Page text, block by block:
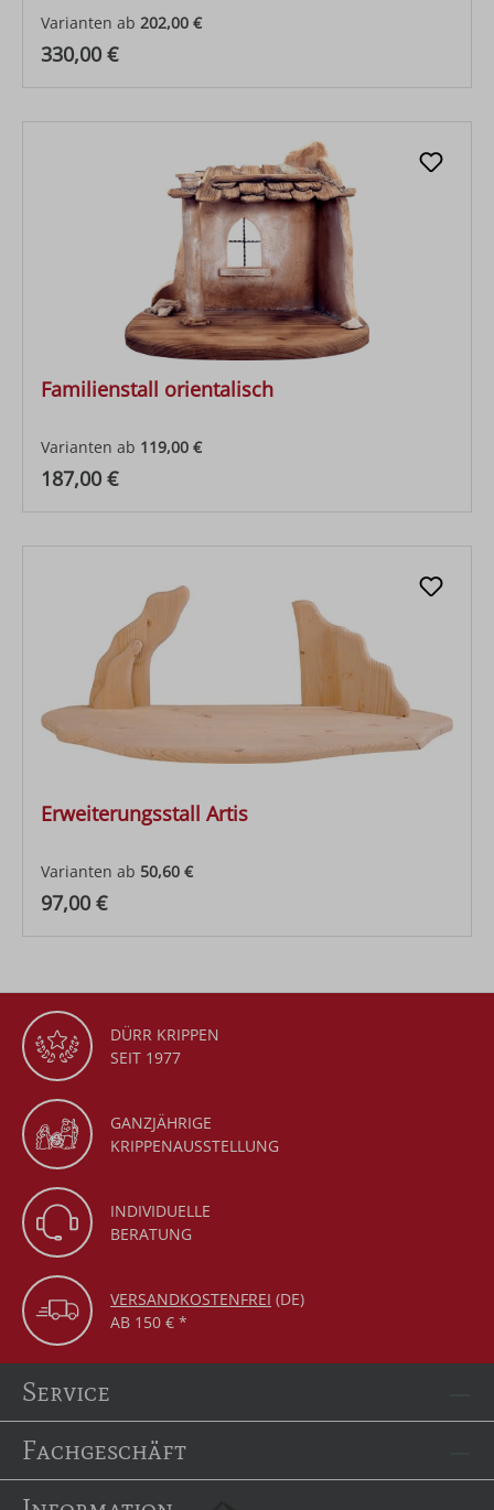
Varianten ab 202,00 €
Regulärer Preis:
330,00 €
Familienstall orientalisch
Varianten ab 119,00 €
Regulärer Preis:
187,00 €
Erweiterungsstall Artis
Varianten ab 50,60 €
Regulärer Preis:
97,00 €
DÜRR KRIPPEN
SEIT 1977
GANZJÄHRIGE
KRIPPENAUSSTELLUNG
INDIVIDUELLE
BERATUNG
VERSANDKOSTENFREI (DE)
AB 150 € *
Service
Fachgeschäft